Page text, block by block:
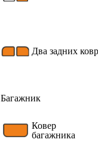
Два задних
Багажник
Ковер
багажника